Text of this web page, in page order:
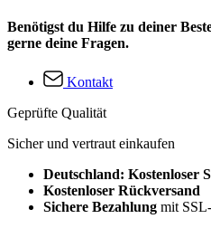
Benötigst du Hilfe zu deiner
gerne deine Fragen.
Kontakt
Geprüfte Qualität
Sicher und vertraut einkaufen
Deutschland: Kostenloser
Kostenloser Rückversand
Sichere Bezahlung mit